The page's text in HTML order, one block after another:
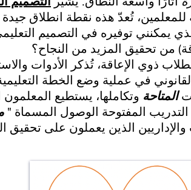
للمعلمين، تُعدّ هذه نقطة انطلاق
يمكنني توفيره في التصميم
من تحقيق المزيد من النجاح؟
ذوي الإعاقة، تُذكر الأدوات
القانوني في عملية وضع الخطة
المتاحة وتكاملها، يستطيع
المفتوحة الوصول المسماة "
الذين يعملون على